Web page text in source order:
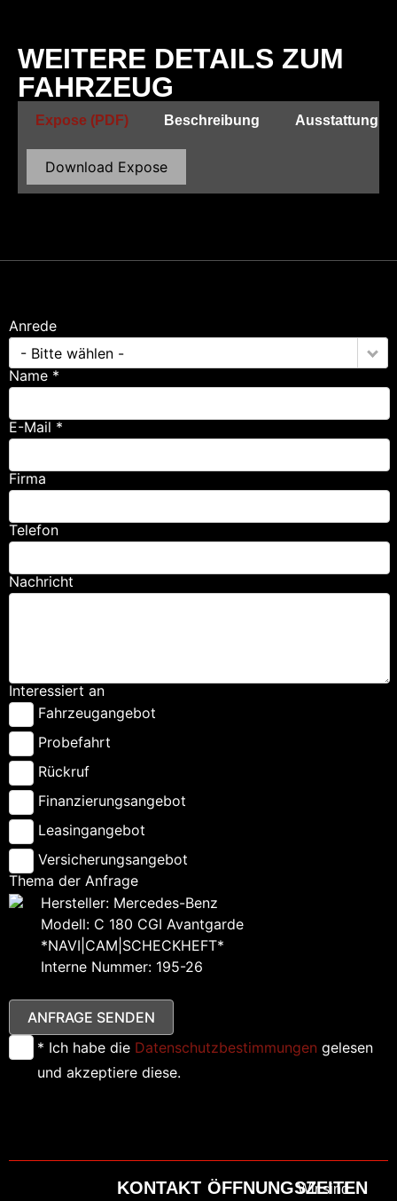
WEITERE DETAILS ZUM
FAHRZEUG
Expose (PDF) Beschreibung Ausstattung
Download Expose
Anrede
- Bitte wählen -
Name *
E-Mail *
Firma
Telefon
Nachricht
Interessiert an
Fahrzeugangebot
Probefahrt
Rückruf
Finanzierungsangebot
Leasingangebot
Versicherungsangebot
Thema der Anfrage
Hersteller: Mercedes-Benz
Modell: C 180 CGI Avantgarde
*NAVI|CAM|SCHECKHEFT*
Interne Nummer: 195-26
ANFRAGE SENDEN
* Ich habe die Datenschutzbestimmungen gelesen
und akzeptiere diese.
KONTAKT ÖFFNUNGSZEITEN
Wir sind